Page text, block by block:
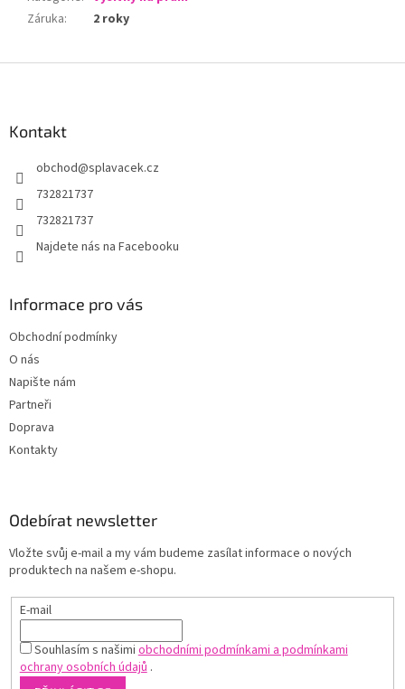
Záruka: 2 roky
Kontakt
obchod@splavacek.cz
732821737
732821737
Najdete nás na Facebooku
Informace pro vás
Obchodní podmínky
O nás
Napište nám
Partneři
Doprava
Kontakty
Odebírat newsletter
Vložte svůj e-mail a my vám budeme zasílat informace o nových
produktech na našem e-shopu.
E-mail
Souhlasím s našimiobchodními podmínkami a podmínkami
ochrany osobních údajů.